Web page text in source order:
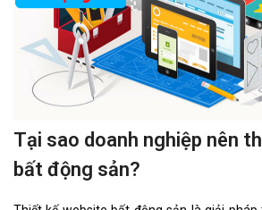
Tại sao doanh nghiệp nên
bất động sản?